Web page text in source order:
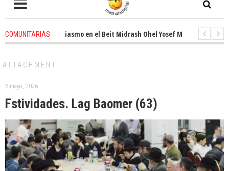
COMUNITARIASentusiasmo en el Beit Midrash Ohel Yosef Moshe
4 weeks ago
ATTACHMENT
5 mayo, 2026
Fstividades. Lag Baomer (63)